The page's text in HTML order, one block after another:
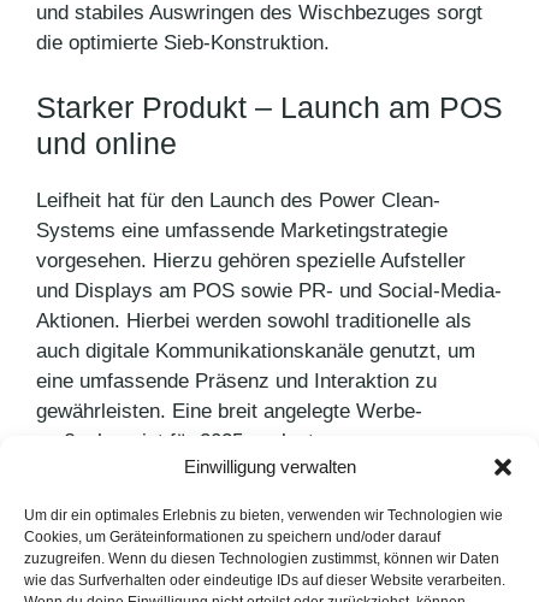
Einwilligung verwalten
Um dir ein optimales Erlebnis zu bieten, verwenden wir Technologien wie
Cookies, um Geräteinformationen zu speichern und/oder darauf
zuzugreifen. Wenn du diesen Technologien zustimmst, können wir Daten
wie das Surfverhalten oder eindeutige IDs auf dieser Website verarbeiten.
und stabiles Auswringen des Wischbezuges sorgt
die optimierte Sieb-Konstruktion.
Starker Produkt – Launch am POS
und online
Leifheit hat für den Launch des Power Clean-
Systems eine umfassende Marketingstrategie
vorgesehen. Hierzu gehören spezielle Aufsteller
und Displays am POS sowie PR- und Social-Media-
Aktionen. Hierbei werden sowohl traditionelle als
auch digitale Kommunikationskanäle genutzt, um
eine umfassende Präsenz und Interaktion zu
gewährleisten. Eine breit angelegte Werbe­
maßnahme ist für 2025 geplant.
Kategorien
Pressemitteilungen
Osterland Agrar GmbH setzt auf Bridgestone
Joey Kelly zu Besuch bei tegut… in Fulda